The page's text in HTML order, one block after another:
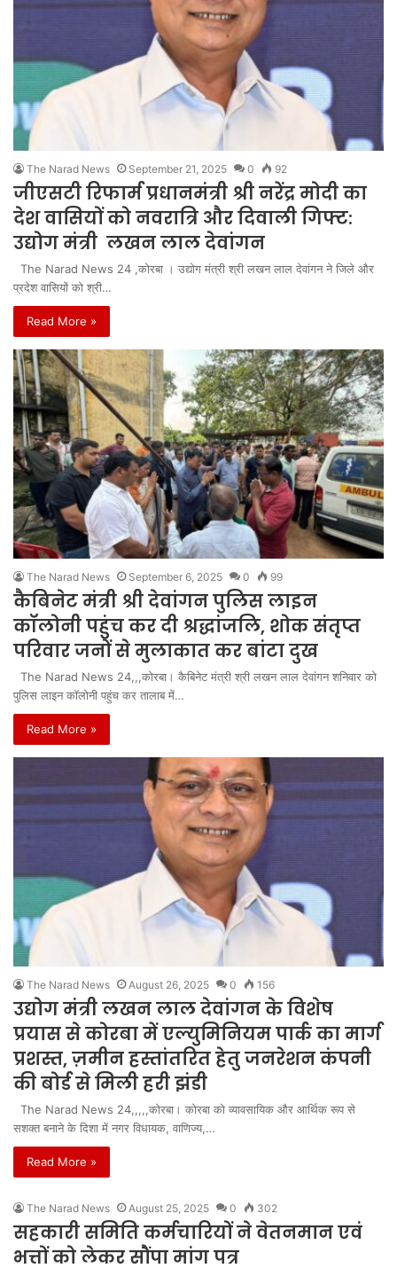
The Narad News September 21, 2025 0 92
जीएसटी रिफार्म प्रधानमंत्री श्री नरेंद्र मोदी का
देश वासियों को नवरात्रि और दिवाली गिफ्ट:
उद्योग मंत्री लखन लाल देवांगन
The Narad News 24 ,कोरबा । उद्योग मंत्री श्री लखन लाल देवांगन ने जिले और
प्रदेश वासियों को श्री…
Read More »
The Narad News September 6, 2025 0 99
कैबिनेट मंत्री श्री देवांगन पुलिस लाइन
कॉलोनी पहुंच कर दी श्रद्धांजलि, शोक संतृप्त
परिवार जनों से मुलाकात कर बांटा दुख
The Narad News 24,,,कोरबा। कैबिनेट मंत्री श्री लखन लाल देवांगन शनिवार को
पुलिस लाइन कॉलोनी पहुंच कर तालाब में…
Read More »
The Narad News August 26, 2025 0 156
उद्योग मंत्री लखन लाल देवांगन के विशेष
प्रयास से कोरबा में एल्युमिनियम पार्क का मार्ग
प्रशस्त, ज़मीन हस्तांतरित हेतु जनरेशन कंपनी
की बोर्ड से मिली हरी झंडी
The Narad News 24,,,,,कोरबा। कोरबा को व्यावसायिक और आर्थिक रूप से
सशक्त बनाने के दिशा में नगर विधायक, वाणिज्य,…
Read More »
The Narad News August 25, 2025 0 302
सहकारी समिति कर्मचारियों ने वेतनमान एवं
भत्तों को लेकर सौंपा मांग पत्र